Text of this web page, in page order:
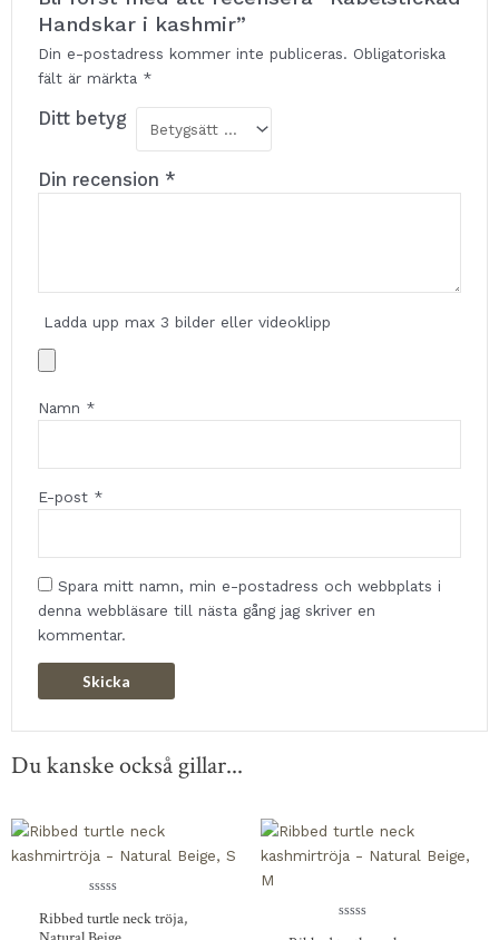
Handskar i kashmir”
Din e-postadress kommer inte publiceras. Obligatoriska
fält är märkta *
Ditt betyg
Din recension *
Ladda upp max 3 bilder eller videoklipp
Namn *
E-post *
Spara mitt namn, min e-postadress och webbplats i
denna webbläsare till nästa gång jag skriver en
kommentar.
Du kanske också gillar...
0
av
Ribbed turtle neck tröja,